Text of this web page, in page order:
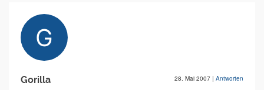
Gorilla 28. Mai 2007 | Antworten